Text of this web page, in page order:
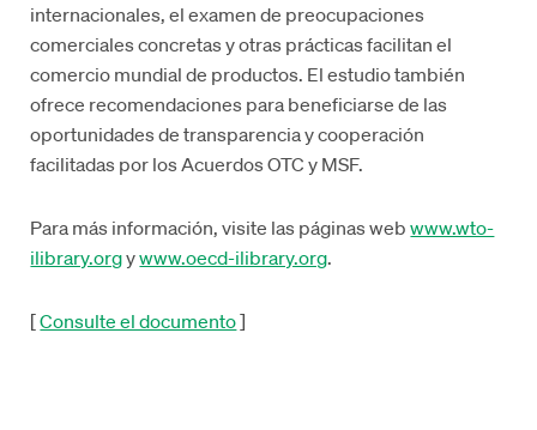
internacionales, el examen de preocupaciones
comerciales concretas y otras prácticas facilitan el
comercio mundial de productos. El estudio también
ofrece recomendaciones para beneficiarse de las
oportunidades de transparencia y cooperación
facilitadas por los Acuerdos OTC y MSF.
Para más información, visite las páginas webwww.wto-
ilibrary.orgywww.oecd-ilibrary.org.
[Consulte el documento]